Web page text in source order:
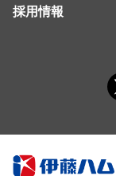
採用情報